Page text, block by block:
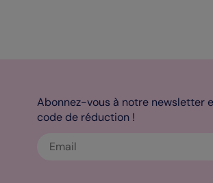
Abonnez-vous à notre newsletter
code de réduction !